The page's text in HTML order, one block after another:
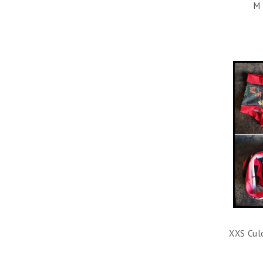
M
XXS